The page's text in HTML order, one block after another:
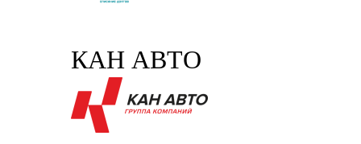
КАН АВТО